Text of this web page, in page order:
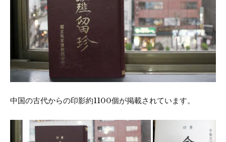
中国の古代からの印影約1100個が掲載されています。